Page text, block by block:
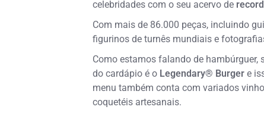
celebridades com o seu acervo de
Com mais de 86.000 peças, incluindo
figurinos de turnês mundiais e
Como estamos falando de hambúrguer,
do cardápio é o Legendary® Burger e
menu também conta com variados
coquetéis artesanais.